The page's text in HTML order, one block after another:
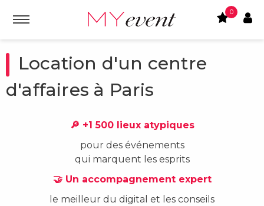
0
Location d'un centre
d'affaires à Paris
🔎 +1 500 lieux atypiques
pour des événements
qui marquent les esprits
🤝 Un accompagnement expert
le meilleur du digital et les conseils